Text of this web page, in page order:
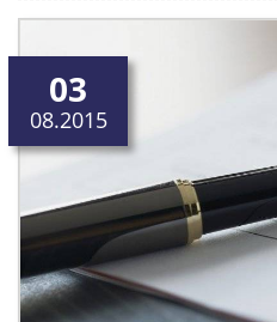
03
08.2015